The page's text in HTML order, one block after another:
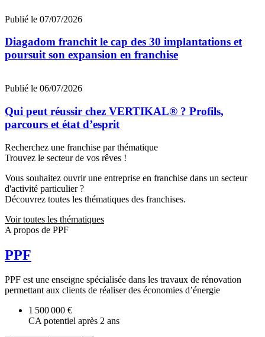
Publié le 07/07/2026
Diagadom franchit le cap des 30 implantations et
poursuit son expansion en franchise
Publié le 06/07/2026
Qui peut réussir chez VERTIKAL® ? Profils,
parcours et état d’esprit
Recherchez une franchise par thématique
Trouvez le secteur de vos rêves !
Vous souhaitez ouvrir une entreprise en franchise dans un secteur
d'activité particulier ?
Découvrez toutes les thématiques des franchises.
Voir toutes les thématiques
A propos de PPF
PPF
PPF est une enseigne spécialisée dans les travaux de rénovation
permettant aux clients de réaliser des économies d’énergie
1 500 000 €
CA potentiel après 2 ans